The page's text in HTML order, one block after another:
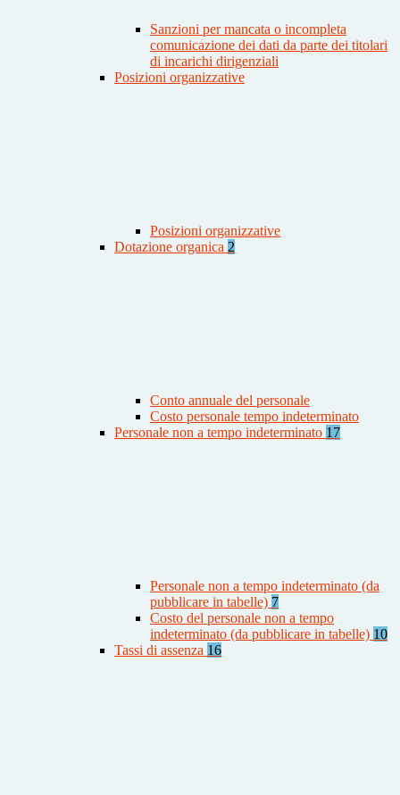
Sanzioni per mancata o incompleta
comunicazione dei dati da parte dei titolari
di incarichi dirigenziali
Posizioni organizzative
Posizioni organizzative
Dotazione organica 2
Conto annuale del personale
Costo personale tempo indeterminato
Personale non a tempo indeterminato 17
Personale non a tempo indeterminato (da
pubblicare in tabelle) 7
Costo del personale non a tempo
indeterminato (da pubblicare in tabelle) 10
Tassi di assenza 16